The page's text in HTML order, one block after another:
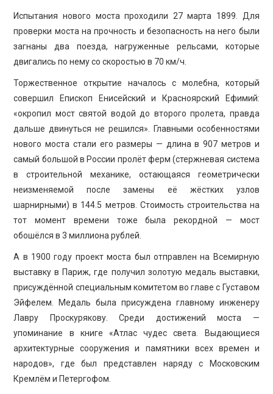
Испытания нового моста проходили 27 марта 1899. Для
проверки моста на прочность и безопасность на него были
загнаны два поезда, нагруженные рельсами, которые
двигались по нему со скоростью в 70 км/ч.
Торжественное открытие началось с молебна, который
совершил Епископ Енисейский и Красноярский Ефимий:
«окропил мост святой водой до второго пролета, правда
дальше двинуться не решился». Главными особенностями
нового моста стали его размеры — длина в 907 метров и
самый большой в России пролёт ферм (стержневая система
в строительной механике, остающаяся геометрически
неизменяемой после замены её жёстких узлов
шарнирными) в 144.5 метров. Стоимость строительства на
тот момент времени тоже была рекордной — мост
обошёлся в 3 миллиона рублей.
А в 1900 году проект моста был отправлен на Всемирную
выставку в Париж, где получил золотую медаль выставки,
присуждённой специальным комитетом во главе с Густавом
Эйфелем. Медаль была присуждена главному инженеру
Лавру Проскурякову. Среди достижений моста —
упоминание в книге «Атлас чудес света. Выдающиеся
архитектурные сооружения и памятники всех времен и
народов», где был представлен наряду с Московским
Кремлём и Петергофом.